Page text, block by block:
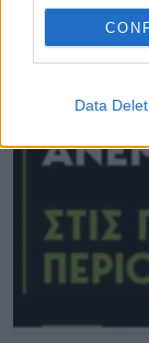
Data
08.08.2026 - 12.08